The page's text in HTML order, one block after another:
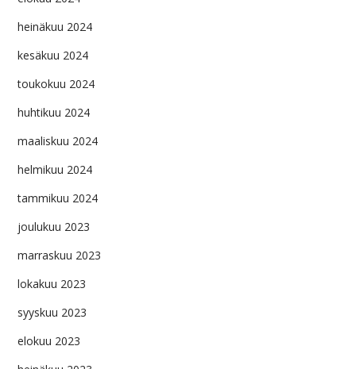
heinäkuu 2024
kesäkuu 2024
toukokuu 2024
huhtikuu 2024
maaliskuu 2024
helmikuu 2024
tammikuu 2024
joulukuu 2023
marraskuu 2023
lokakuu 2023
syyskuu 2023
elokuu 2023